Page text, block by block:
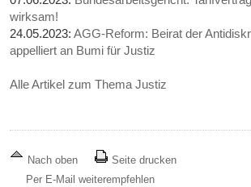
wirksam!
24.05.2023:AGG-Reform: Beirat der
appelliert an Bumi für Justiz
Alle Artikel zum Thema Justiz
Nach oben
Seite drucken
Per E-Mail weiterempfehlen